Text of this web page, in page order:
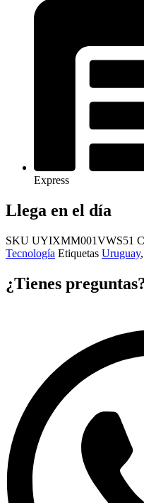
Express
Llega en el día
SKU UYIXMM001VWS51
Tecnología Etiquetas Uruguay,
¿Tienes